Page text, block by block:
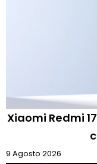
Xiaomi Redmi
9 Agosto 2026